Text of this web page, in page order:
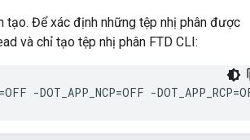
tạo. Để xác định những tệp nhị phân được
và chỉ tạo tệp nhị phân FTD CLI:
DOT_APP_NCP=OFF -